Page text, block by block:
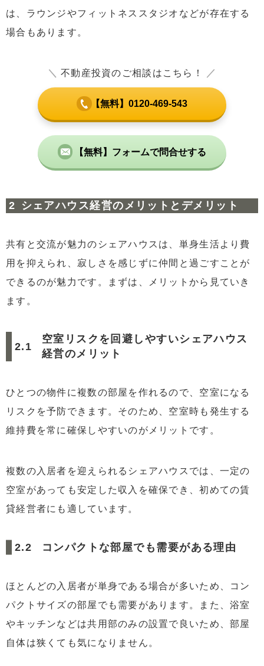
5.4 物件購入から始めるシェアハウス経営
5.5リフォームのポイント
入居者募集の方法
5.8経営開始後のポイント
シェアハウス経営の注意点
6.2 入居者選定の重要性
は、ラウンジやフィットネススタジオなどが存在する
場合もあります。
＼ 不動産投資のご相談はこちら！ ／
【無料】0120-469-543
【無料】フォームで問合せする
シェアハウス経営のメリットとデメリット
共有と交流が魅力のシェアハウスは、単身生活より費
用を抑えられ、寂しさを感じずに仲間と過ごすことが
できるのが魅力です。まずは、メリットから見ていき
ます。
空室リスクを回避しやすいシェアハウス
経営のメリット
ひとつの物件に複数の部屋を作れるので、空室になる
リスクを予防できます。そのため、空室時も発生する
維持費を常に確保しやすいのがメリットです。
複数の入居者を迎えられるシェアハウスでは、一定の
空室があっても安定した収入を確保でき、初めての賃
貸経営者にも適しています。
コンパクトな部屋でも需要がある理由
ほとんどの入居者が単身である場合が多いため、コン
パクトサイズの部屋でも需要があります。また、浴室
やキッチンなどは共用部のみの設置で良いため、部屋
自体は狭くても気になりません。